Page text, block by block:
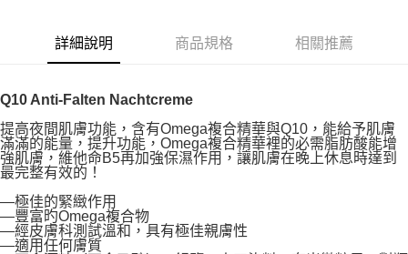
街口支付
Google Pay
ATM付款
運送方式
全家取貨付款
詳細說明 商品規格 相關推薦
Q10 Anti-Falten Nachtcreme
提高夜間肌膚功能，含有Omega複合精華與Q10，能給予肌膚
滿滿的能量，提升功能，Omega複合精華裡的必需脂肪酸能增
強肌膚，維他命B5再加強保濕作用，讓肌膚在晚上休息時達到
最完整有效的！
—極佳的緊緻作用
—豐富旳Omega複合物
—經皮膚科測試溫和，具有極佳親膚性
—適用任何膚質